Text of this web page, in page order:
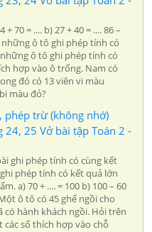
+ 70 = .... b) 27 + 40 = .... 86 –
những ô tô ghi phép tính có
ô tô ghi phép tính có
hợp vào ô trống. Nam có
đó có 13 viên vi màu
màu đỏ?
phép trừ (không nhớ)
25 Vở bài tập Toán 2 -
ghi phép tính có cùng kết
phép tính có kết quả lớn
a) 70 + .... = 100 b) 100 – 60
Một ô tô có 45 ghế ngồi cho
có hành khách ngồi. Hỏi trên
số thích hợp vào chỗ